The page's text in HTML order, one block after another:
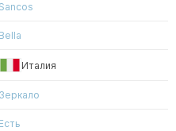
Sancos
Bella
Италия
Зеркало
Есть